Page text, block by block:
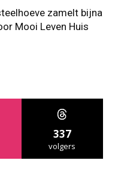
zamelt bijna
Mooi Leven Huis
337
volgers